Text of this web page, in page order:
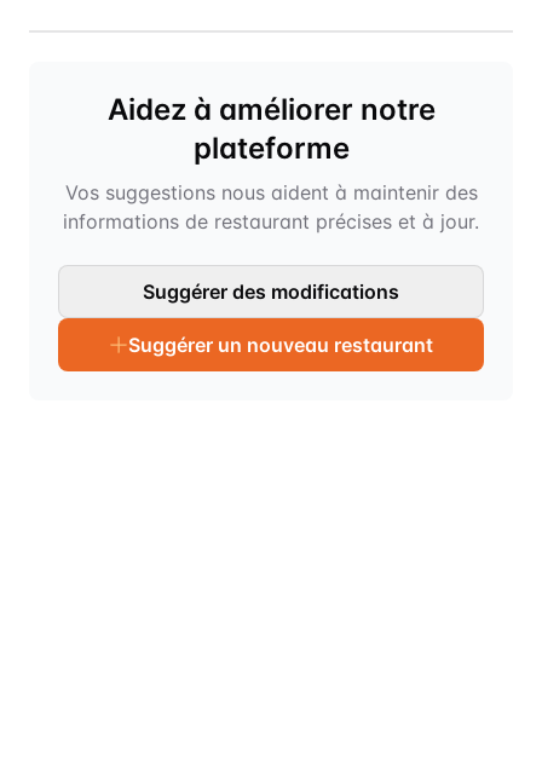
Aidez à améliorer notre
plateforme
Vos suggestions nous aident à maintenir des
informations de restaurant précises et à jour.
Suggérer des modifications
Suggérer un nouveau restaurant